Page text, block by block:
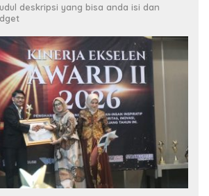
deskripsi yang bisa anda isi dan